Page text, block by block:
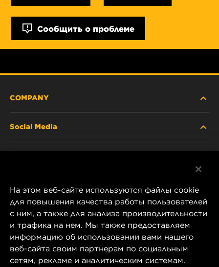
Сообщить о проблеме
COMPANY
CAREER
COMPANY STORE
DATA PRIVACY
Social Media
Instagram
YouTube
1 Wix Way
P.O. Box 1967
На этом веб-сайте используются файлы cookie
для повышения качества работы пользователей
с ним, а также для анализа производительности
и трафика на нем. Мы также предоставляем
информацию об использовании вами нашего
веб-сайта своим партнерам по социальным
сетям, рекламе и аналитическим системам.